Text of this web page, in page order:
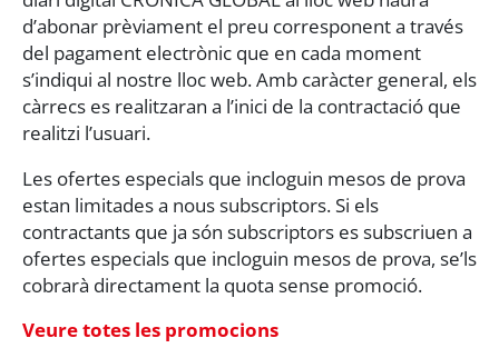
d’abonar prèviament el preu corresponent a través
del pagament electrònic que en cada moment
s’indiqui al nostre lloc web. Amb caràcter general, els
càrrecs es realitzaran a l’inici de la contractació que
realitzi l’usuari.
Les ofertes especials que incloguin mesos de prova
estan limitades a nous subscriptors. Si els
contractants que ja són subscriptors es subscriuen a
ofertes especials que incloguin mesos de prova, se’ls
cobrarà directament la quota sense promoció.
Veure totes les promocions